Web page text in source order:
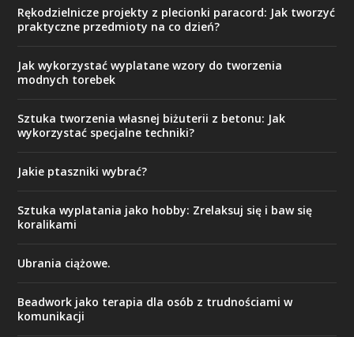
Rękodzielnicze projekty z plecionki paracord: Jak tworzyć
praktyczne przedmioty na co dzień?
Jak wykorzystać wyplatane wzory do tworzenia
modnych torebek
Sztuka tworzenia własnej biżuterii z betonu: Jak
wykorzystać specjalne techniki?
Jakie ptaszniki wybrać?
Sztuka wyplatania jako hobby: Zrelaksuj się i baw się
koralikami
Ubrania ciążowe.
Beadwork jako terapia dla osób z trudnościami w
komunikacji